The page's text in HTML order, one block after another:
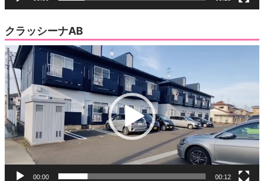
クラッシーナAB
動
画
プ
レ
ー
ヤ
ー
00:00 00:12